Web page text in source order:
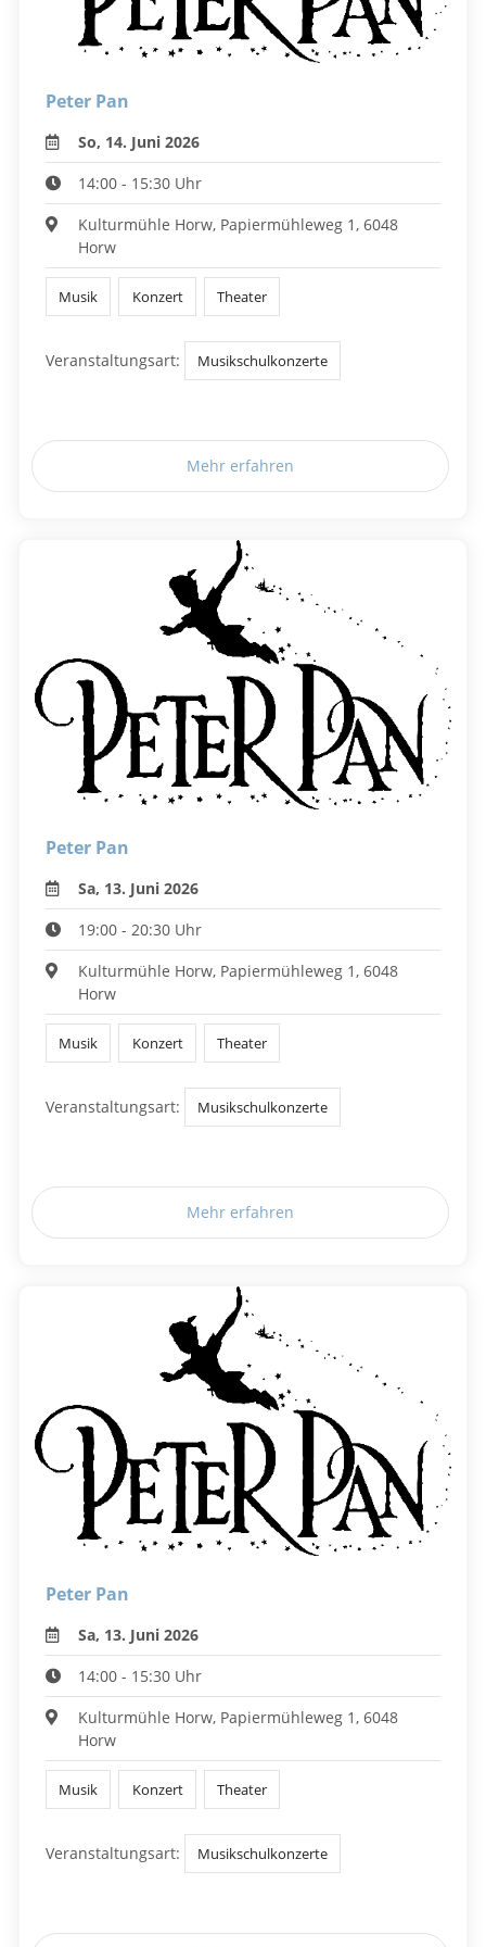
Peter Pan
So, 14. Juni 2026
14:00 - 15:30 Uhr
Kulturmühle Horw, Papiermühleweg 1, 6048
Horw
Musik Konzert Theater
Veranstaltungsart: Musikschulkonzerte
Mehr erfahren
Peter Pan
Sa, 13. Juni 2026
19:00 - 20:30 Uhr
Kulturmühle Horw, Papiermühleweg 1, 6048
Horw
Musik Konzert Theater
Veranstaltungsart: Musikschulkonzerte
Mehr erfahren
Peter Pan
Sa, 13. Juni 2026
14:00 - 15:30 Uhr
Kulturmühle Horw, Papiermühleweg 1, 6048
Horw
Musik Konzert Theater
Veranstaltungsart: Musikschulkonzerte